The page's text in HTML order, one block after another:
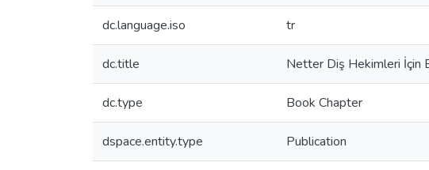
dc.language.iso tr
dc.title Netter Diş Hekimleri İçin
dc.type Book Chapter
dspace.entity.type Publication